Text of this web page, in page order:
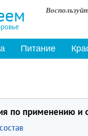
Питание
по применению и